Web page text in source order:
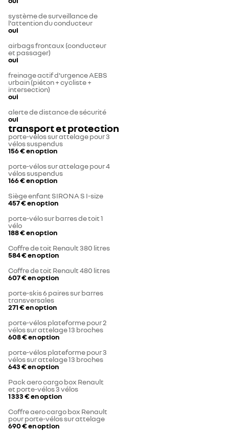
système de surveillance de
l'attention du conducteur
oui
airbags frontaux (conducteur
et passager)
oui
freinage actif d'urgence AEBS
urbain (piéton + cycliste +
intersection)
oui
alerte de distance de sécurité
oui
transport et protection
porte-vélos sur attelage pour 3
vélos suspendus
156 €en option
porte-vélos sur attelage pour 4
vélos suspendus
166 €en option
Siège enfant SIRONA S I-size
457 €en option
porte-vélo sur barres de toit 1
vélo
188 €en option
Coffre de toit Renault 380 litres
584 €en option
Coffre de toit Renault 480 litres
607 €en option
porte-skis 6 paires sur barres
transversales
271 €en option
porte-vélos plateforme pour 2
vélos sur attelage 13 broches
608 €en option
porte-vélos plateforme pour 3
vélos sur attelage 13 broches
643 €en option
Pack aero cargo box Renault
et porte-vélos 3 vélos
1 333 €en option
Coffre aero cargo box Renault
pour porte-vélos sur attelage
690 €en option